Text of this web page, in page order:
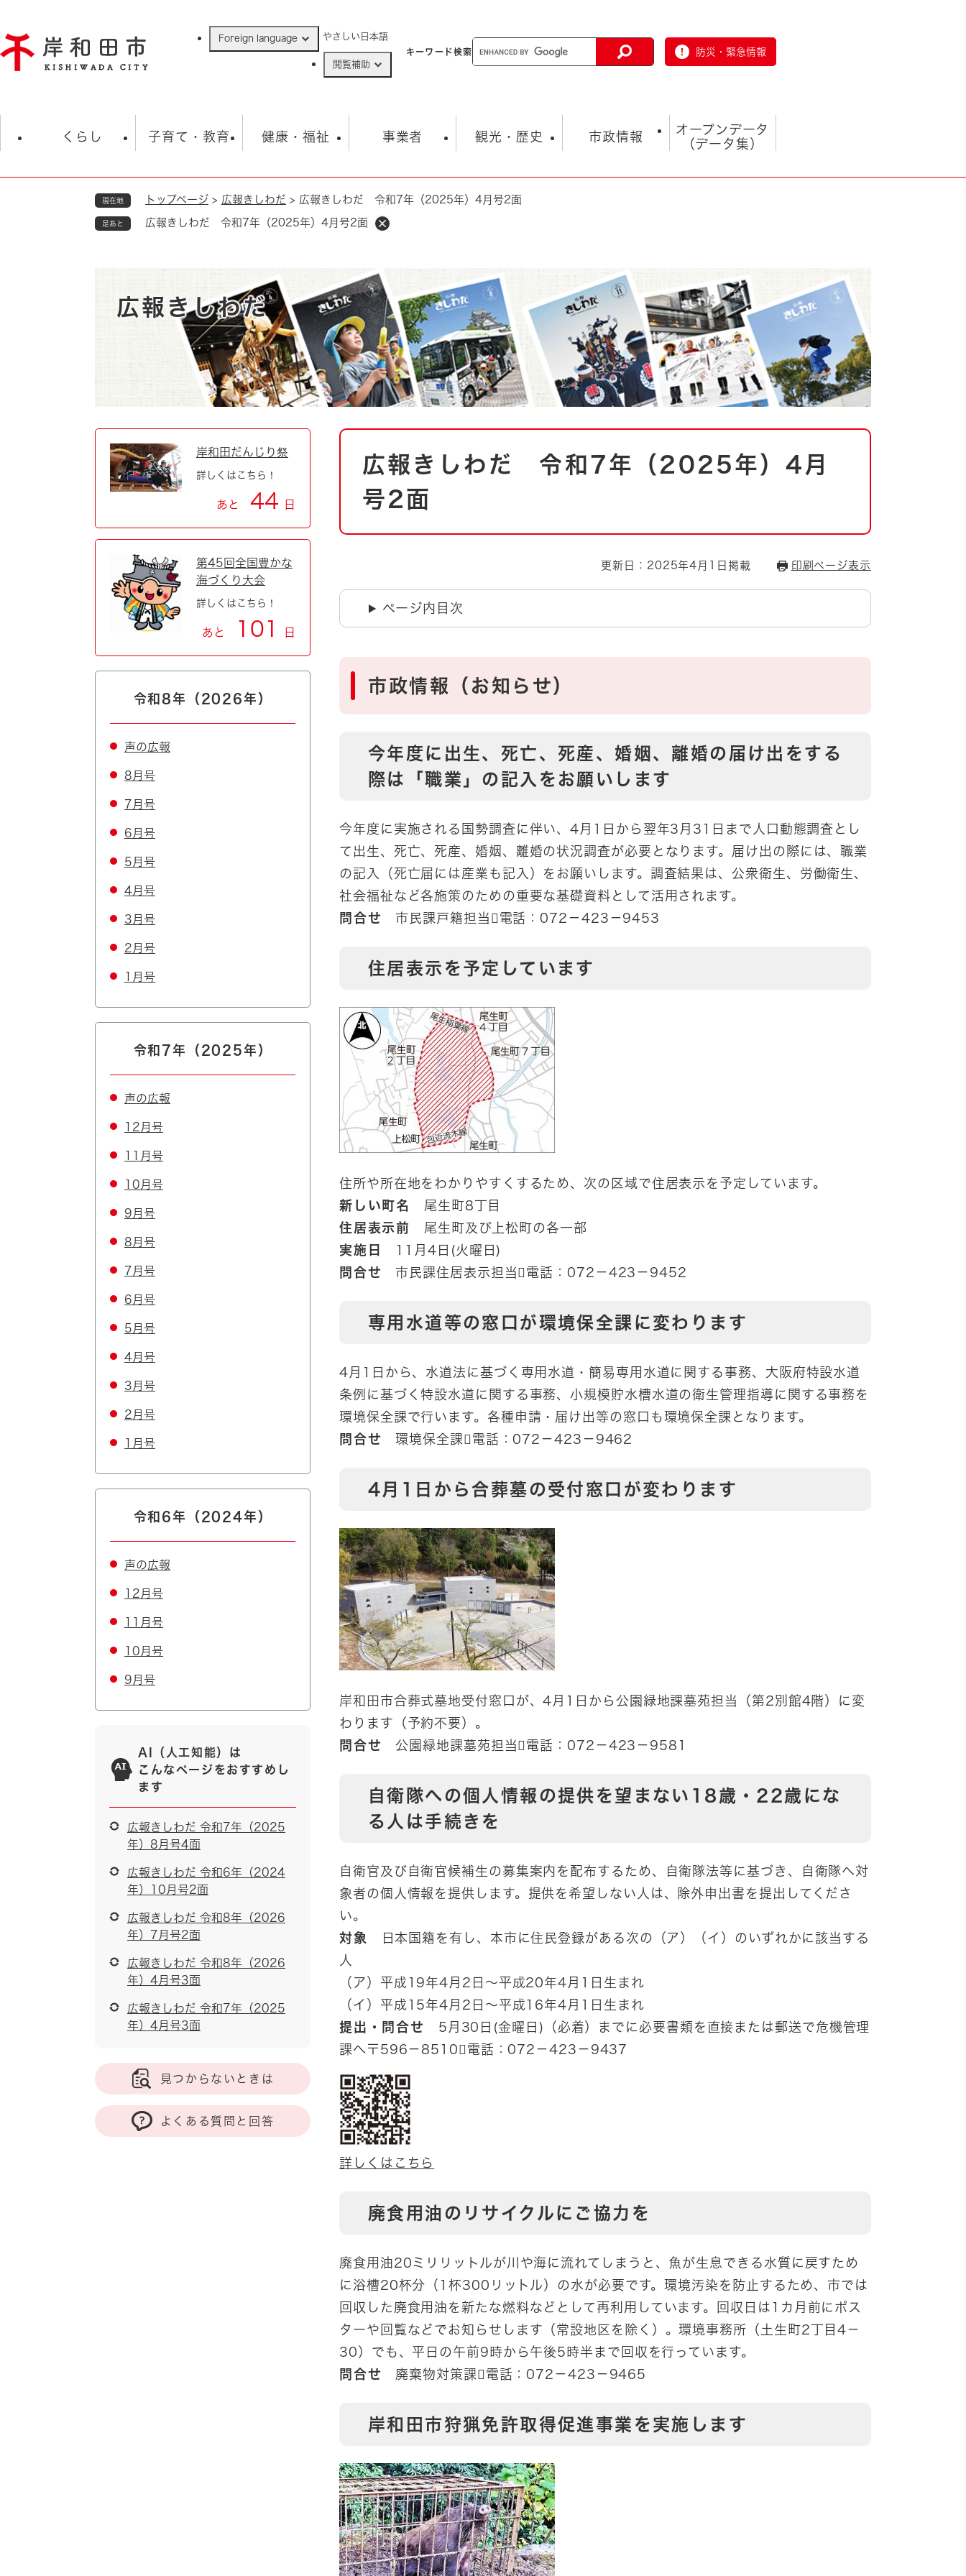
ジ
の
Foreign language やさしい日本語
閲覧補助
キーワード検索 防災・緊急情報
くらし
住民票・戸籍
救急・消防
防災・防犯 上水道・下水道
住宅
おくやみ
地域コミュニティ・ボラン
道路・河川・交通 まちづくり
国際交流
子育て・教育
学校 子育て
健康・福祉
福祉・健康・生活 生涯学習・スポーツ
事業者
入札・契約情報
とじる
観光・歴史
観光 観光スポット
とじる
市政情報
市の概要 総合計画
市政
市役所・施設の案内
とじる
オープンデータ
（データ集）
オープンデータ
現在地 トップページ > 広報きしわだ > 広報きしわだ 令和7年（2025年）4月号2面
足あと 広報きしわだ 令和7年（2025年）4月号2面
広報きしわだ
本
広報きしわだ 令和7年（2025年）4月
号2面
更新日：2025年4月1日掲載 印刷ページ表示
ページ内目次
市政情報（お知らせ）​​
今年度に出生、死亡、死産、婚姻、離婚の届け出をする
際は「職業」の記入をお願いします
今年度に実施される国勢調査に伴い、4月1日から翌年3月31日まで人口動態調査とし
て出生、死亡、死産、婚姻、離婚の状況調査が必要となります。届け出の際には、職業
の記入（死亡届には産業も記入）をお願いします。調査結果は、公衆衛生、労働衛生、
社会福祉など各施策のための重要な基礎資料として活用されます。
問合せ
市民課戸籍担当電話：072－423－9453
住居表示を予定しています
住所や所在地をわかりやすくするため、次の区域で住居表示を予定しています。
新しい町名
尾生町8丁目
住居表示前
尾生町及び上松町の各一部
実施日
11月4日(火曜日)
問合せ
市民課住居表示担当電話：072－423－9452
専用水道等の窓口が環境保全課に変わります
4月1日から、水道法に基づく専用水道・簡易専用水道に関する事務、大阪府特設水道
条例に基づく特設水道に関する事務、小規模貯水槽水道の衛生管理指導に関する事務を
環境保全課で行います。各種申請・届け出等の窓口も環境保全課となります。
問合せ
環境保全課電話：072－423－9462
4月1日から合葬墓の受付窓口が変わります
岸和田市合葬式墓地受付窓口が、4月1日から公園緑地課墓苑担当（第2別館4階）に変
わります（予約不要）。
問合せ
公園緑地課墓苑担当電話：072－423－9581
自衛隊への個人情報の提供を望まない18歳・22歳にな
る人は手続きを
自衛官及び自衛官候補生の募集案内を配布するため、自衛隊法等に基づき、自衛隊へ対
象者の個人情報を提供します。提供を希望しない人は、除外申出書を提出してくださ
い。
対象
日本国籍を有し、本市に住民登録がある次の（ア）（イ）のいずれかに該当する
人
（ア）平成19年4月2日～平成20年4月1日生まれ
（イ）平成15年4月2日～平成16年4月1日生まれ
提出・問合せ
5月30日(金曜日)（必着）までに必要書類を直接または郵送で危機管理
課へ〒596－8510電話：072－423－9437
詳しくはこちら
廃食用油のリサイクルにご協力を
廃食用油20ミリリットルが川や海に流れてしまうと、魚が生息できる水質に戻すため
に浴槽20杯分（1杯300リットル）の水が必要です。環境汚染を防止するため、市では
回収した廃食用油を新たな燃料などとして再利用しています。回収日は1カ月前にポス
ターや回覧などでお知らせします（常設地区を除く）。環境事務所（土生町2丁目4－
30）でも、平日の午前9時から午後5時半まで回収を行っています。
問合せ
廃棄物対策課電話：072－423－9465
岸和田市狩猟免許取得促進事業を実施します
岸和田だんじり祭
詳しくはこちら！
あと 44 日
第45回全国豊かな
海づくり大会
詳しくはこちら！
あと 101 日
令和8年（2026年）
声の広報
8月号
7月号
6月号
5月号
4月号
3月号
2月号
1月号
令和7年（2025年）
声の広報
12月号
11月号
10月号
9月号
8月号
7月号
6月号
5月号
4月号
3月号
2月号
1月号
令和6年（2024年）
声の広報
12月号
11月号
10月号
9月号
AI（人工知能）は
こんなページをおすすめし
ます
広報きしわだ 令和7年（2025
年）8月号4面
広報きしわだ 令和6年（2024
年）10月号2面
広報きしわだ 令和8年（2026
年）7月号2面
広報きしわだ 令和8年（2026
年）4月号3面
広報きしわだ 令和7年（2025
年）4月号3面
見つからないときは
よくある質問と回答